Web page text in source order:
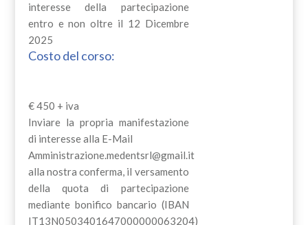
interesse della partecipazione
entro e non oltre il 12 Dicembre
2025
Costo del corso:
€ 450 + iva
Inviare la propria manifestazione
di interesse alla E-Mail
Amministrazione.medentsrl@gmail.it
alla nostra conferma, il versamento
della quota di partecipazione
mediante bonifico bancario (IBAN
IT13N0503401647000000063204)